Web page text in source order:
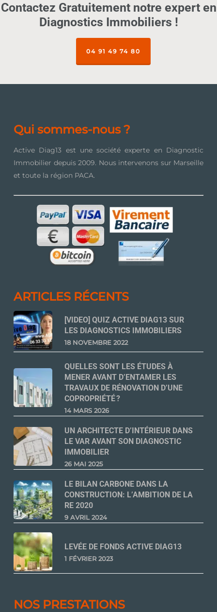
Contactez Gratuitement notre expert en
Diagnostics Immobiliers !
04 91 49 74 80
Qui sommes-nous ?
Active Diag13 est une société experte en Diagnostic
Immobilier depuis 2009. Nous intervenons sur Marseille
et toute la région PACA.
ARTICLES RÉCENTS
[VIDEO] QUIZ ACTIVE DIAG13 SUR
LES DIAGNOSTICS IMMOBILIERS
18 NOVEMBRE 2022
QUELLES SONT LES ÉTUDES À
MENER AVANT D’ENTAMER LES
TRAVAUX DE RÉNOVATION D’UNE
COPROPRIÉTÉ ?
14 MARS 2026
UN ARCHITECTE D’INTÉRIEUR DANS
LE VAR AVANT SON DIAGNOSTIC
IMMOBILIER
26 MAI 2025
LE BILAN CARBONE DANS LA
CONSTRUCTION: L’AMBITION DE LA
RE 2020
9 AVRIL 2024
LEVÉE DE FONDS ACTIVE DIAG13
1 FÉVRIER 2023
NOS PRESTATIONS